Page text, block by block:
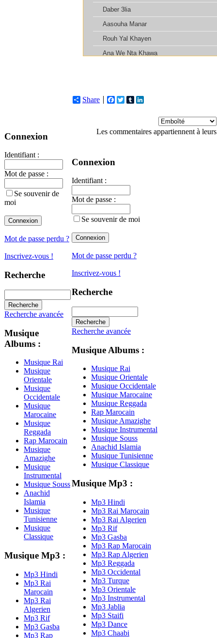
Connexion
Identifiant :
Mot de passe :
Se souvenir de
moi
Mot de passe perdu ?
Inscrivez-vous !
Recherche
Recherche avancée
Musique
Albums :
Musique Rai
Musique
Orientale
Musique
Occidentale
Musique
Marocaine
Musique
Reggada
Rap Marocain
Musique
Amazighe
Musique
Instrumental
Musique Souss
Anachid
Islamia
Musique
Tunisienne
Musique
Classique
Musique Mp3 :
Mp3 Hindi
Mp3 Rai
Marocain
Mp3 Rai
Algerien
Mp3 Rif
Mp3 Gasba
Mp3 Rap
Share Facebook
TwitterTumblr
Les commentaires appartiennent à
Connexion
Identifiant :
Mot de passe :
Se souvenir de moi
Mot de passe perdu ?
Inscrivez-vous !
Recherche
Recherche avancée
Musique Albums :
Musique Rai
Musique Orientale
Musique Occidentale
Musique Marocaine
Musique Reggada
Rap Marocain
Musique Amazighe
Musique Instrumental
Musique Souss
Anachid Islamia
Musique Tunisienne
Musique Classique
Musique Mp3 :
Mp3 Hindi
Mp3 Rai Marocain
Mp3 Rai Algerien
Mp3 Rif
Mp3 Gasba
Mp3 Rap Marocain
Mp3 Rap Algerien
Mp3 Reggada
Mp3 Occidental
Mp3 Turque
Mp3 Orientale
Mp3 Instrumental
Mp3 Jablia
Mp3 Staifi
Mp3 Dance
Mp3 Chaabi